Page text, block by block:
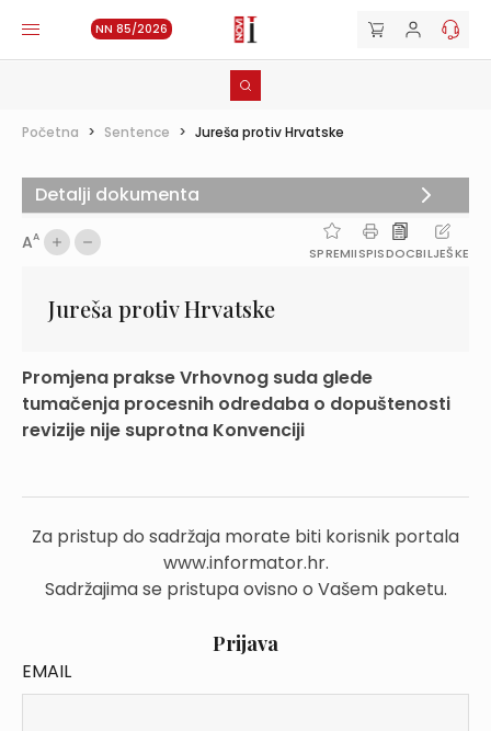
NN 85/2026
Početna > Sentence > Jureša protiv Hrvatske
AA
SPREMIISPISDOCBILJEŠKE
Jureša protiv Hrvatske
Promjena prakse Vrhovnog suda glede
tumačenja procesnih odredaba o dopuštenosti
revizije nije suprotna Konvenciji
Za pristup do sadržaja morate biti korisnik portala
www.informator.hr.
Sadržajima se pristupa ovisno o Vašem paketu.
Prijava
EMAIL
Detalji dokumenta